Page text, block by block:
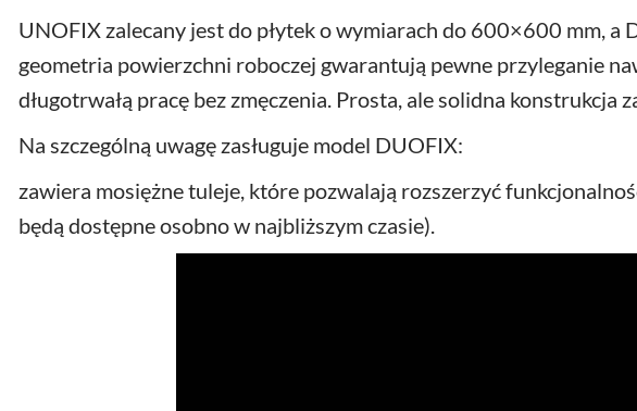
UNOFIX zalecany jest do płytek o wymiarach do 600×600 mm,
geometria powierzchni roboczej gwarantują pewne przyleganie
długotrwałą pracę bez zmęczenia. Prosta, ale solidna
Na szczególną uwagę zasługuje model DUOFIX:
zawiera mosiężne tuleje, które pozwalają rozszerzyć
będą dostępne osobno w najbliższym czasie).